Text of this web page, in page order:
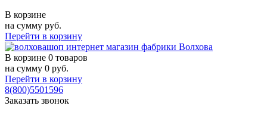
В корзине
на сумму руб.
Перейти в корзину
В корзине 0 товаров
на сумму 0 руб.
Перейти в корзину
8(800)5501596
Заказать звонок